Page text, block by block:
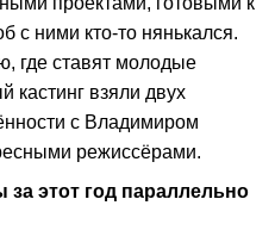
с ними кто-то нянькался.
где ставят молодые
кастинг взяли двух
с Владимиром
режиссёрами.
этот год параллельно